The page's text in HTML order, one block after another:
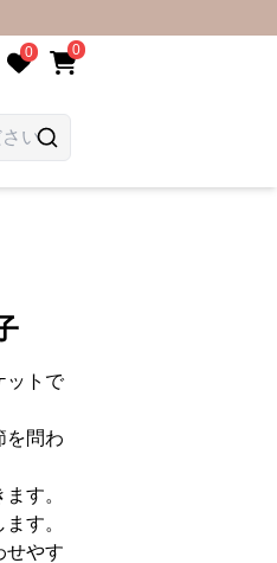
0 0
ットで
を問わ
す。
す。
せやす